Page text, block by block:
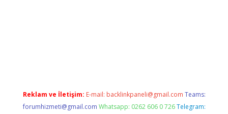
Reklam ve İletişim: E-mail: backlinkpaneli@gmail.com Teams:
forumhizmeti@gmail.com Whatsapp: 0262 606 0 726 Telegram: